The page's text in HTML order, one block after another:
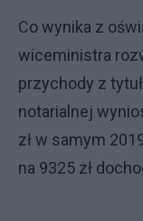
Co wynika z
wiceministra
przychody z
notarialnej
zł w samym
na 9325 zł